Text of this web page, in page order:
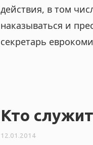
действия, в том
наказываться и
секретарь
Кто
12.01.2014